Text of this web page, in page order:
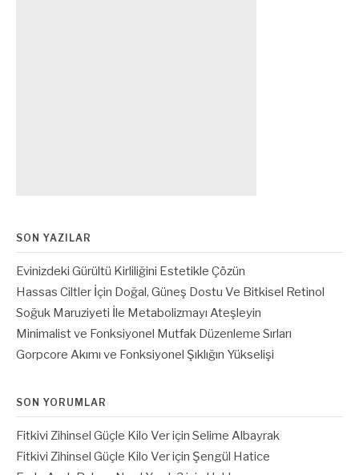
SON YAZILAR
Evinizdeki Gürültü Kirliliğini Estetikle Çözün
Hassas Ciltler İçin Doğal, Güneş Dostu Ve Bitkisel Retinol
Soğuk Maruziyeti İle Metabolizmayı Ateşleyin
Minimalist ve Fonksiyonel Mutfak Düzenleme Sırları
Gorpcore Akımı ve Fonksiyonel Şıklığın Yükselişi
SON YORUMLAR
Fitkivi Zihinsel Güçle Kilo Veriçin Selime Albayrak
Fitkivi Zihinsel Güçle Kilo Veriçin Şengül Hatice